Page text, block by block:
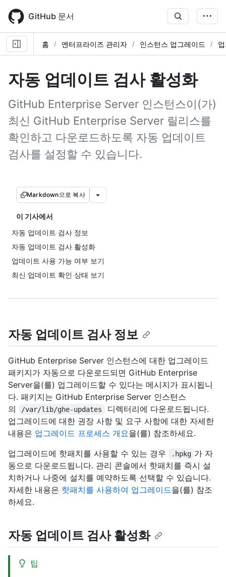
main
content
GitHub 문서
홈 엔터프라이즈 관리자 인스턴스 업그레이드
자동 업데이트 검사 활성화
GitHub Enterprise Server 인스턴스이(가)
최신 GitHub Enterprise Server 릴리스를
확인하고 다운로드하도록 자동 업데이트
검사를 설정할 수 있습니다.
Markdown으로 복사
이 기사에서
자동 업데이트 검사 정보
자동 업데이트 검사 활성화
업데이트 사용 가능 여부 보기
최신 업데이트 확인 상태 보기
자동 업데이트 검사 정보
GitHub Enterprise Server 인스턴스에 대한 업그레이드
패키지가 자동으로 다운로드되면 GitHub Enterprise
Server을(를) 업그레이드할 수 있다는 메시지가 표시됩니
다. 패키지는 GitHub Enterprise Server 인스턴스
의
/var/lib/ghe-updates
디렉터리에 다운로드됩니다.
업그레이드에 대한 권장 사항 및 요구 사항에 대한 자세한
내용은 업그레이드 프로세스 개요을(를) 참조하세요.
업그레이드에 핫패치를 사용할 수 있는 경우
.hpkg 가 자
동으로 다운로드됩니다. 관리 콘솔에서 핫패치를 즉시 설
치하거나 나중에 설치를 예약하도록 선택할 수 있습니다.
자세한 내용은 핫패치를 사용하여 업그레이드을(를) 참조
하세요.
자동 업데이트 검사 활성화
팁